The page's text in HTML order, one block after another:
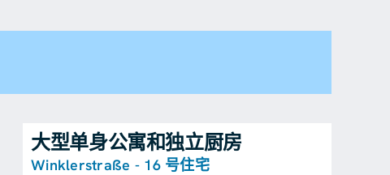
大型单身公寓和独立厨房
Winklerstraße - 16 号住宅